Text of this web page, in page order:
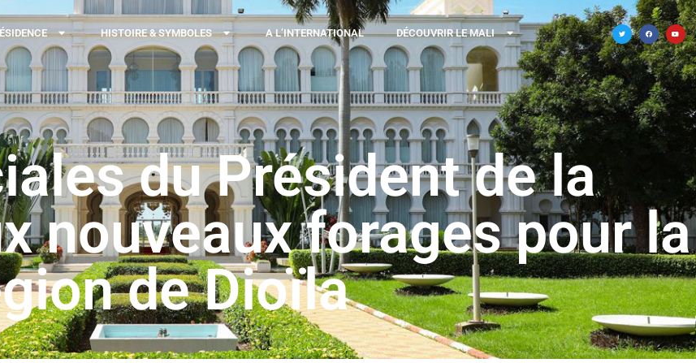
HISTOIRE & SYMBOLES A L’INTERNATIONAL DÉCOUVRIR LE MALI
du Président de la
nouveaux forages pour la
de Dioïla